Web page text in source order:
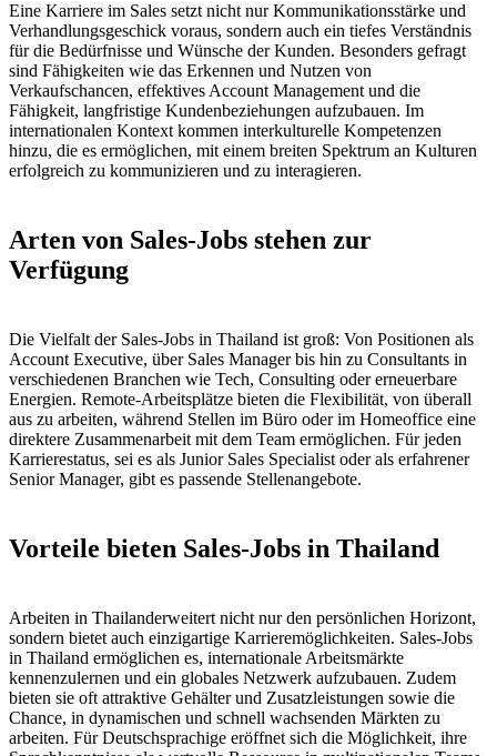
Eine Karriere im Sales setzt nicht nur Kommunikationsstärke und
Verhandlungsgeschick voraus, sondern auch ein tiefes Verständnis
für die Bedürfnisse und Wünsche der Kunden. Besonders gefragt
sind Fähigkeiten wie das Erkennen und Nutzen von
Verkaufschancen, effektives Account Management und die
Fähigkeit, langfristige Kundenbeziehungen aufzubauen. Im
internationalen Kontext kommen interkulturelle Kompetenzen
hinzu, die es ermöglichen, mit einem breiten Spektrum an Kulturen
erfolgreich zu kommunizieren und zu interagieren.
Arten von Sales-Jobs stehen zur
Verfügung
Die Vielfalt der Sales-Jobs in Thailand ist groß: Von Positionen als
Account Executive, über Sales Manager bis hin zu Consultants in
verschiedenen Branchen wie Tech, Consulting oder erneuerbare
Energien. Remote-Arbeitsplätze bieten die Flexibilität, von überall
aus zu arbeiten, während Stellen im Büro oder im Homeoffice eine
direktere Zusammenarbeit mit dem Team ermöglichen. Für jeden
Karrierestatus, sei es als Junior Sales Specialist oder als erfahrener
Senior Manager, gibt es passende Stellenangebote.
Vorteile bieten Sales-Jobs in Thailand
Arbeiten in Thailanderweitert nicht nur den persönlichen Horizont,
sondern bietet auch einzigartige Karrieremöglichkeiten. Sales-Jobs
in Thailand ermöglichen es, internationale Arbeitsmärkte
kennenzulernen und ein globales Netzwerk aufzubauen. Zudem
bieten sie oft attraktive Gehälter und Zusatzleistungen sowie die
Chance, in dynamischen und schnell wachsenden Märkten zu
arbeiten. Für Deutschsprachige eröffnet sich die Möglichkeit, ihre